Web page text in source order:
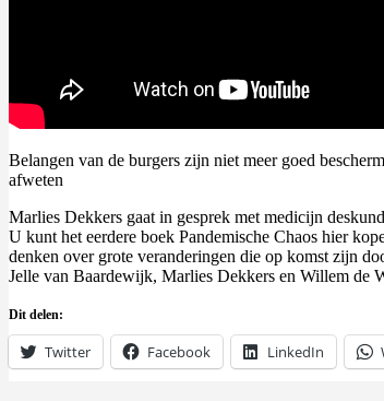
Belangen van de burgers zijn niet meer goed
afweten
Marlies Dekkers gaat in gesprek met medicijn
U kunt het eerdere boek Pandemische Chaos hier
denken over grote veranderingen die op komst zijn
Jelle van Baardewijk, Marlies Dekkers en Willem de
Dit delen:
Twitter Facebook LinkedIn